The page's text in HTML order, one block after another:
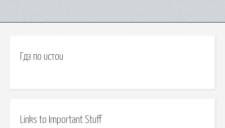
Гдз по истои
Links to Important Stuff